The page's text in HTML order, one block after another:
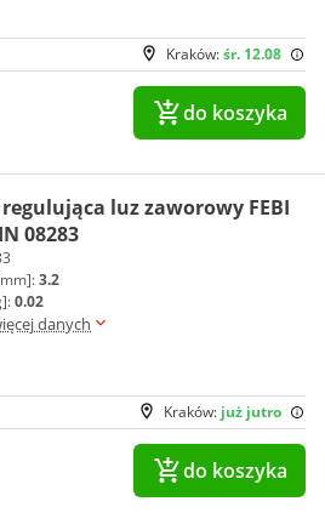
Kraków:śr. 12.08
do koszyka
luz zaworowy FEBI
08283
3.2
0.02
danych
Kraków: już jutro
do koszyka